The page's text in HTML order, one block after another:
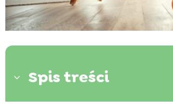
3 Spis treści